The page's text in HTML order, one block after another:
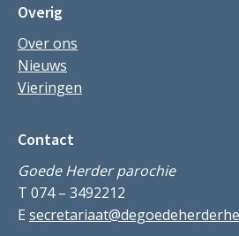
Overig
Over ons
Nieuws
Vieringen
Contact
Goede Herder parochie
T 074 – 3492212
E